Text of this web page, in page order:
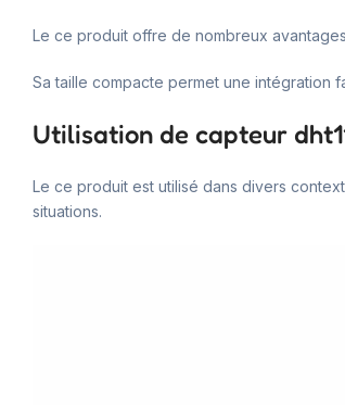
Le ce produit offre de nombreux
Sa taille compacte permet une intégration
Utilisation de capteur
Le ce produit est utilisé dans divers
situations.